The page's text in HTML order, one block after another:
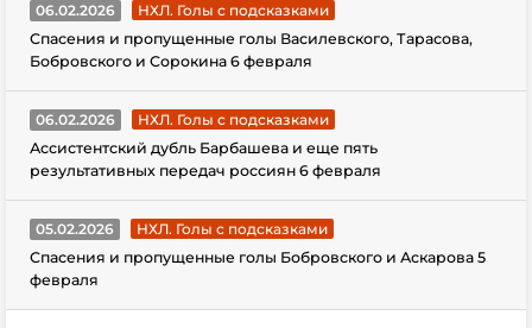
06.02.2026
НХЛ. Голы с подсказками
Спасения и пропущенные голы Василевского, Тарасова,
Бобровского и Сорокина 6 февраля
06.02.2026
НХЛ. Голы с подсказками
Ассистентский дубль Барбашева и еще пять
результативных передач россиян 6 февраля
05.02.2026
НХЛ. Голы с подсказками
Спасения и пропущенные голы Бобровского и Аскарова 5
февраля